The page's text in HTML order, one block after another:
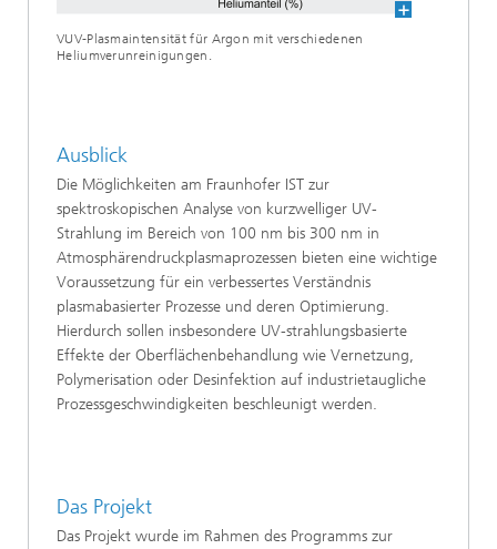
VUV-Plasmaintensität für Argon mit verschiedenen
Heliumverunreinigungen.
Ausblick
Die Möglichkeiten am Fraunhofer IST zur
spektroskopischen Analyse von kurzwelliger UV-
Strahlung im Bereich von 100 nm bis 300 nm in
Atmosphärendruckplasmaprozessen bieten eine wichtige
Voraussetzung für ein verbessertes Verständnis
plasmabasierter Prozesse und deren Optimierung.
Hierdurch sollen insbesondere UV-strahlungsbasierte
Effekte der Oberflächenbehandlung wie Vernetzung,
Polymerisation oder Desinfektion auf industrietaugliche
Prozessgeschwindigkeiten beschleunigt werden.
Das Projekt
Das Projekt wurde im Rahmen des Programms zur